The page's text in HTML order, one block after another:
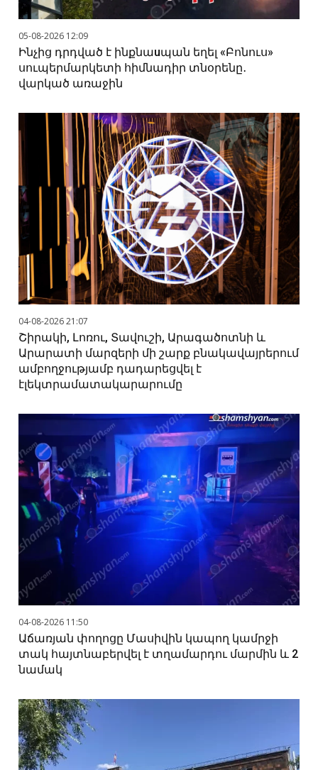
05-08-2026 12:09
Ինչից դրդված է ինքնաuպան եղել «Բոնուս»
սուպերմարկետի հիմնադիր տնօրենը․
վարկած առաջին
04-08-2026 21:07
Շիրակի, Լոռու, Տավուշի, Արագածոտնի և
Արարատի մարզերի մի շարք բնակավայրերում
ամբողջությամբ դադարեցվել է
էլեկտրամատակարարումը
04-08-2026 11:50
Աճառյան փողոցը Մասիվին կապող կամրջի
տակ հայտնաբերվել է տղամարդու մարմին և 2
նամակ